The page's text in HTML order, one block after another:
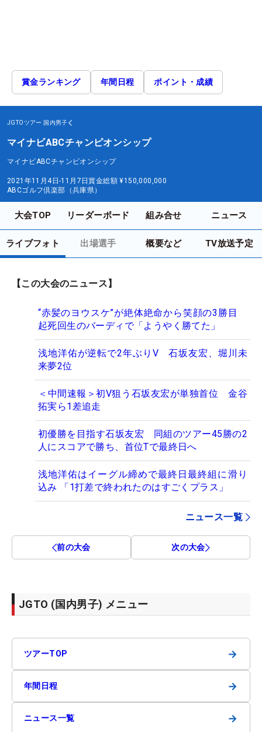
賞金ランキング 年間日程 ポイント・成績
JGTOツアー 国内男子
マイナビABCチャンピオンシップ
マイナビABCチャンピオンシップ
2021年11月4日-11月7日賞金総額 ¥150,000,000
ABCゴルフ倶楽部（兵庫県）
大会TOP リーダーボード 組み合せ ニュース
ライブフォト 出場選手 概要など TV放送予定
【この大会のニュース】
“赤髪のヨウスケ”が絶体絶命から笑顔の3勝目
起死回生のバーディで「ようやく勝てた」
浅地洋佑が逆転で2年ぶりV 石坂友宏、堀川未
来夢2位
＜中間速報＞初V狙う石坂友宏が単独首位 金谷
拓実ら1差追走
初優勝を目指す石坂友宏 同組のツアー45勝の2
人にスコアで勝ち、首位Tで最終日へ
浅地洋佑はイーグル締めで最終日最終組に滑り
込み 「1打差で終われたのはすごくプラス」
ニュース一覧
前の大会 次の大会
JGTO (国内男子) メニュー
ツアーTOP →
年間日程 →
ニュース一覧 →